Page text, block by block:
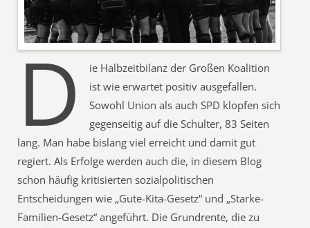
D
ie Halbzeitbilanz der Großen Koalition
ist wie erwartet positiv ausgefallen.
Sowohl Union als auch SPD klopfen sich
gegenseitig auf die Schulter, 83 Seiten
lang. Man habe bislang viel erreicht und damit gut
regiert. Als Erfolge werden auch die, in diesem Blog
schon häufig kritisierten sozialpolitischen
Entscheidungen wie „Gute-Kita-Gesetz“ und „Starke-
Familien-Gesetz“ angeführt. Die Grundrente, die zu